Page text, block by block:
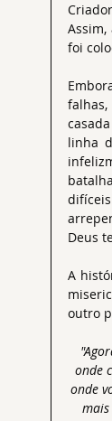
foi
linha
Deus
A
outro
onde
onde